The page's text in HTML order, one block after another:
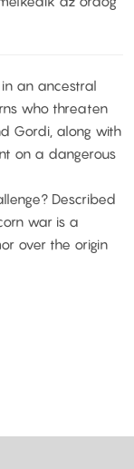
an ancestral
who threaten
Gordi, along with
on a dangerous
Described
war is a
over the origin